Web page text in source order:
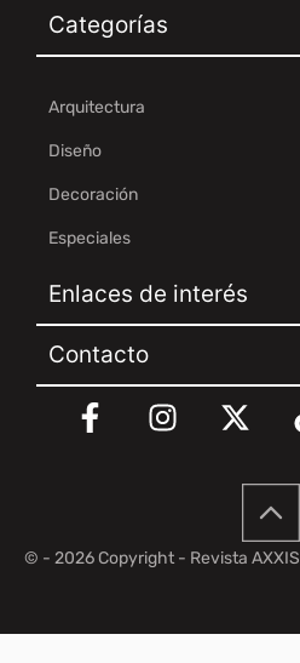
Categorías
Arquitectura
Diseño
Decoración
Especiales
Enlaces de interés
Contacto
© - 2026 Copyright - Revista AXXIS